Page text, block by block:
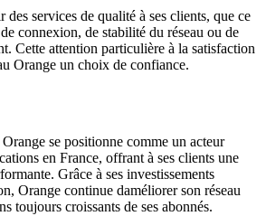
des services de qualité à ses clients, que ce
connexion, de stabilité du réseau ou de
Cette attention particulière à la satisfaction
Orange un choix de confiance.
se positionne comme un acteur
en France, offrant à ses clients une
Grâce à ses investissements
Orange continue daméliorer son réseau
toujours croissants de ses abonnés.